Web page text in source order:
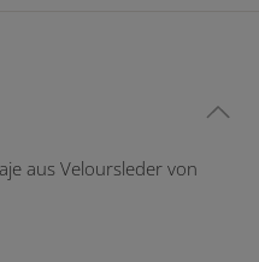
aus Veloursleder von